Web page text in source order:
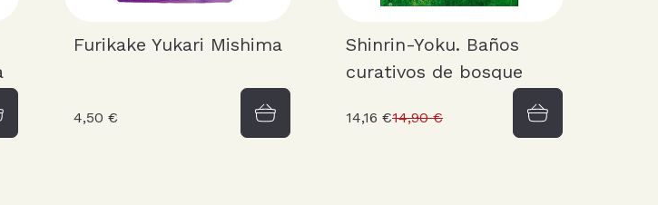
Furikake Yukari Mishima
4,50 €
Shinrin-Yoku. Baños
curativos de bosque
14,16 €14,90 €